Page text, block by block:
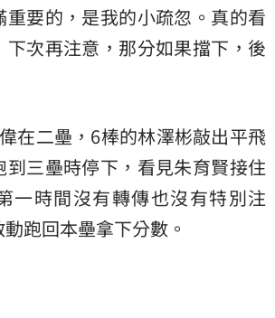
重要的，是我的小疏忽。真的看
下次再注意，那分如果擋下，後
在二壘，6棒的林澤彬敲出平飛
到三壘時停下，看見朱育賢接住
一時間沒有轉傳也沒有特別注
跑回本壘拿下分數。